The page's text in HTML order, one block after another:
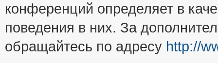
конференций определяет в
поведения в них. За
обращайтесь по адресу http://